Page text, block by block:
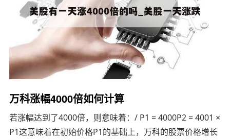
万科涨幅4000倍如何计算
若涨幅达到了4000倍，则意味着：/ P1 = 4000P2 = 4001 ×
P1这意味着在初始价格P1的基础上，万科的股票价格增长